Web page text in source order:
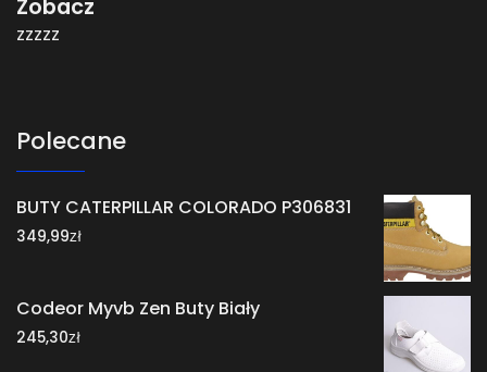
Zobacz
zzzzz
Polecane
BUTY CATERPILLAR COLORADO P306831
349,99zł
Codeor Myvb Zen Buty Biały
245,30zł